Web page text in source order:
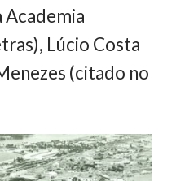
Academia
Lúcio Costa
(citado no